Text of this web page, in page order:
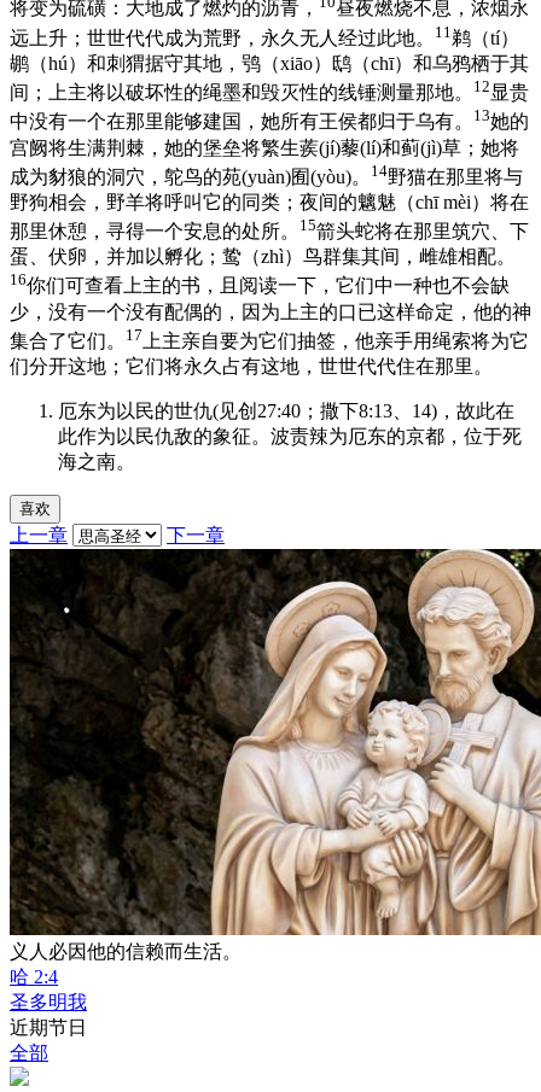
将变为硫磺：大地成了燃灼的沥青，
昼夜燃烧不息，浓烟永
远上升；世世代代成为荒野，永久无人经过此地。
11 鹈（tí）
鹕（hú）和刺猬据守其地，鸮（xiāo）鸱（chī）和乌鸦栖于其
间；上主将以破坏性的绳墨和毁灭性的线锤测量那地。
12 显贵
中没有一个在那里能够建国，她所有王侯都归于乌有。
13她的
宫阙将生满荆棘，她的堡垒将繁生蒺(jí)藜(lí)和蓟(jì)草；她将
成为豺狼的洞穴，鸵鸟的苑(yuàn)囿(yòu)。
14野猫在那里将与
野狗相会，野羊将呼叫它的同类；夜间的魑魅（chī mèi）将在
那里休憩，寻得一个安息的处所。
15箭头蛇将在那里筑穴、下
蛋、伏卵，并加以孵化；鸷（zhì）鸟群集其间，雌雄相配。
16你们可查看上主的书，且阅读一下，它们中一种也不会缺
少，没有一个没有配偶的，因为上主的口已这样命定，他的神
集合了它们。
17 上主亲自要为它们抽签，他亲手用绳索将为它
们分开这地；它们将永久占有这地，世世代代住在那里。
厄东为以民的世仇(见创27:40；撒下8:13、14)，故此在
此作为以民仇敌的象征。波责辣为厄东的京都，位于死
海之南。
喜欢
上一章 下一章
义人必因他的信赖而生活。
哈 2:4
圣多明我
近期节日
全部